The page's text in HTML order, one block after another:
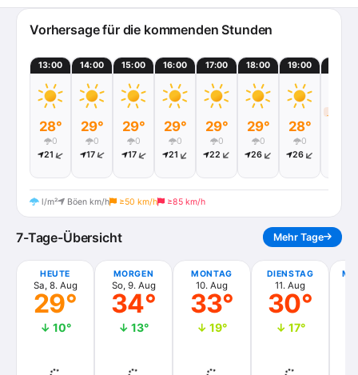
Vorhersage für die kommenden Stunden
13:00
28°
0
21
14:00
29°
0
17
15:00
29°
0
17
16:00
29°
0
21
17:00
29°
0
22
18:00
29°
0
26
19:00
28°
0
26
l/m² Böen km/h ≥50 km/h ≥85 km/h
7-Tage-Übersicht Mehr Tage
HEUTE
Sa, 8. Aug
29°
↓ 10°
MORGEN
So, 9. Aug
34°
↓ 13°
MONTAG
10. Aug
33°
↓ 19°
DIENSTAG
11. Aug
30°
↓ 17°